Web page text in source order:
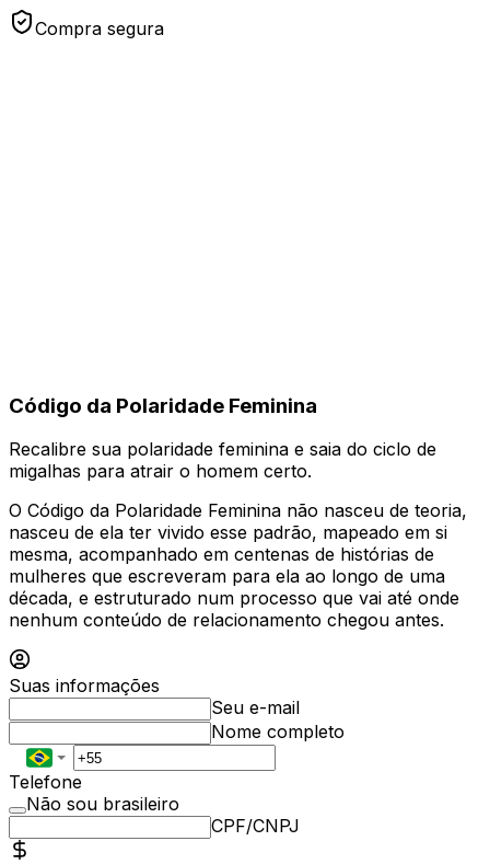
Compra segura
Código da Polaridade Feminina
Recalibre sua polaridade feminina e saia do ciclo de
migalhas para atrair o homem certo.
O Código da Polaridade Feminina não nasceu de teoria,
nasceu de ela ter vivido esse padrão, mapeado em si
mesma, acompanhado em centenas de histórias de
mulheres que escreveram para ela ao longo de uma
década, e estruturado num processo que vai até onde
nenhum conteúdo de relacionamento chegou antes.
Suas informações
Seu e-mail
Nome completo
Telefone
Não sou brasileiro
CPF/CNPJ